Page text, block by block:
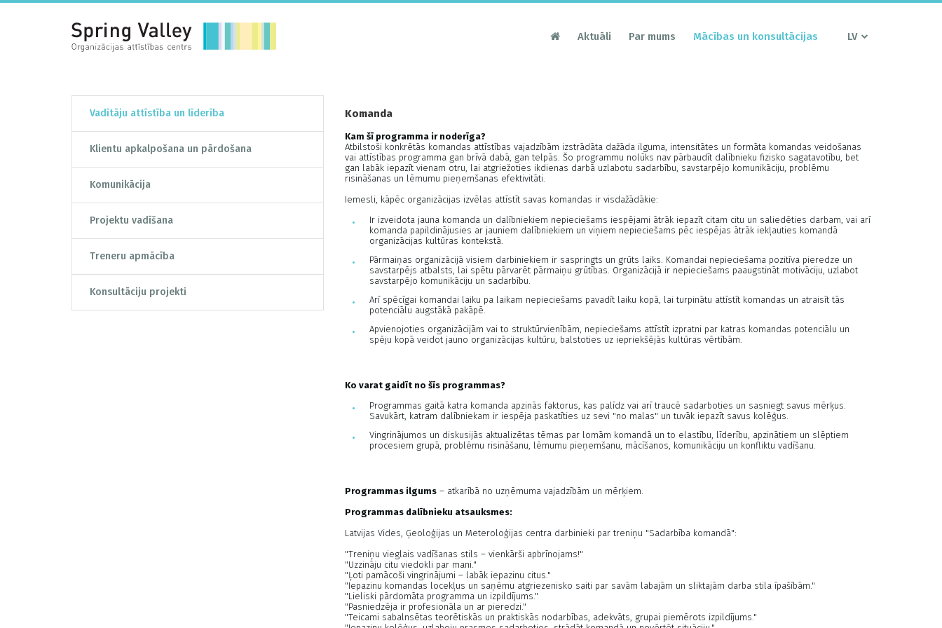
Aktuāli Par mums Mācības un konsultācijas LV
Vadītāju attīstība un līderība
Klientu apkalpošana un pārdošana
Komunikācija
Projektu vadīšana
Treneru apmācība
Konsultāciju projekti
Komanda
Kam šī programma ir noderīga?
Atbilstoši konkrētās komandas attīstības vajadzībām izstrādāta dažāda ilguma, intensitātes un formāta komandas veidošanas
vai attīstības programma gan brīvā dabā, gan telpās. Šo programmu nolūks nav pārbaudīt dalībnieku fizisko sagatavotību, bet
gan labāk iepazīt vienam otru, lai atgriežoties ikdienas darbā uzlabotu sadarbību, savstarpējo komunikāciju, problēmu
risināšanas un lēmumu pieņemšanas efektivitāti.
Iemesli, kāpēc organizācijas izvēlas attīstīt savas komandas ir visdažādākie:
Ir izveidota jauna komanda un dalībniekiem nepieciešams iespējami ātrāk iepazīt citam citu un saliedēties darbam, vai arī
komanda papildinājusies ar jauniem dalībniekiem un viņiem nepieciešams pēc iespējas ātrāk iekļauties komandā
organizācijas kultūras kontekstā.
Pārmaiņas organizācijā visiem darbiniekiem ir saspringts un grūts laiks. Komandai nepieciešama pozitīva pieredze un
savstarpējs atbalsts, lai spētu pārvarēt pārmaiņu grūtības. Organizācijā ir nepieciešams paaugstināt motivāciju, uzlabot
savstarpējo komunikāciju un sadarbību.
Arī spēcīgai komandai laiku pa laikam nepieciešams pavadīt laiku kopā, lai turpinātu attīstīt komandas un atraisīt tās
potenciālu augstākā pakāpē.
Apvienojoties organizācijām vai to struktūrvienībām, nepieciešams attīstīt izpratni par katras komandas potenciālu un
spēju kopā veidot jauno organizācijas kultūru, balstoties uz iepriekšējās kultūras vērtībām.
Ko varat gaidīt no šīs programmas?
Programmas gaitā katra komanda apzinās faktorus, kas palīdz vai arī traucē sadarboties un sasniegt savus mērķus.
Savukārt, katram dalībniekam ir iespēja paskatīties uz sevi "no malas" un tuvāk iepazīt savus kolēģus.
Vingrinājumos un diskusijās aktualizētas tēmas par lomām komandā un to elastību, līderību, apzinātiem un slēptiem
procesiem grupā, problēmu risināšanu, lēmumu pieņemšanu, mācīšanos, komunikāciju un konfliktu vadīšanu.
Programmas ilgums – atkarībā no uzņēmuma vajadzībām un mērķiem.
Programmas dalībnieku atsauksmes:
Latvijas Vides, Ģeoloģijas un Meteroloģijas centra darbinieki par treniņu "Sadarbība komandā":
"Treniņu vieglais vadīšanas stils – vienkārši apbrīnojams!"
"Uzzināju citu viedokli par mani."
"Ļoti pamācoši vingrinājumi – labāk iepazinu citus."
"Iepazinu komandas locekļus un saņēmu atgriezenisko saiti par savām labajām un sliktajām darba stila īpašībām."
"Lieliski pārdomāta programma un izpildījums."
"Pasniedzēja ir profesionāla un ar pieredzi."
"Teicami sabalnsētas teorētiskās un praktiskās nodarbības, adekvāts, grupai piemērots izpildījums."